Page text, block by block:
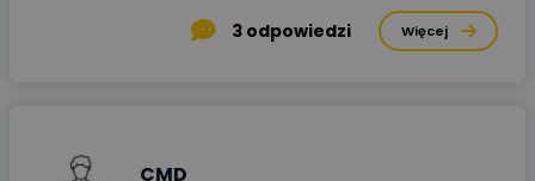
3 odpowiedzi Więcej
CMD